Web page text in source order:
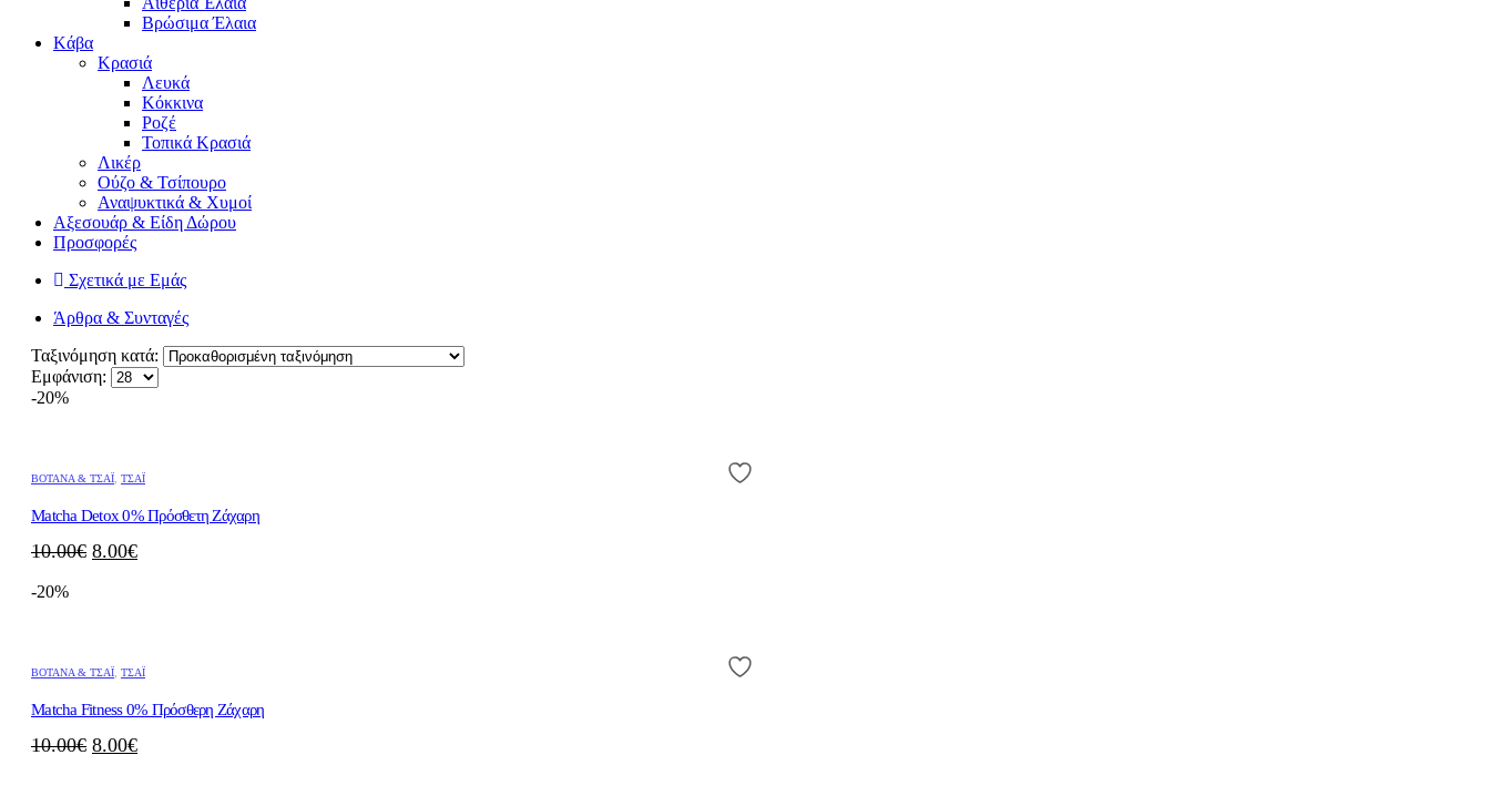
Βρώσιμα Έλαια
Kάβα
Κρασιά
Λευκά
Κόκκινα
Ροζέ
Τοπικά Κρασιά
Λικέρ
Ούζο & Τσίπουρο
Αναψυκτικά & Χυμοί
Αξεσουάρ & Είδη Δώρου
Προσφορές
Σχετικά με Εμάς
Άρθρα & Συνταγές
Ταξινόμηση κατά:
Εμφάνιση:
-20%
ΒΌΤΑΝΑ & ΤΣΆΙ ΤΣΆΙ
Matcha Detox 0% Πρόσθετη Ζάχαρη
10.00€ Original
8.00€Η
-20%
ΒΌΤΑΝΑ & ΤΣΆΙ ΤΣΆΙ
Matcha Fitness 0% Πρόσθερη Ζάχαρη
10.00€ Original
8.00€Η